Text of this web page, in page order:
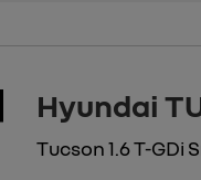
Hyundai
Tucson 1.6 T-GDi